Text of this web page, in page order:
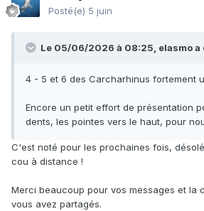
Posté(e) 5 juin
Le 05/06/2026 à 08:25, elasmoa
4 - 5 et 6 des Carcharhinus fortement
Encore un petit effort de présentation
dents, les pointes vers le haut, pour
C'est noté pour les prochaines fois,
cou à distance !
Merci beaucoup pour vos messages et la
vous avez partagés.